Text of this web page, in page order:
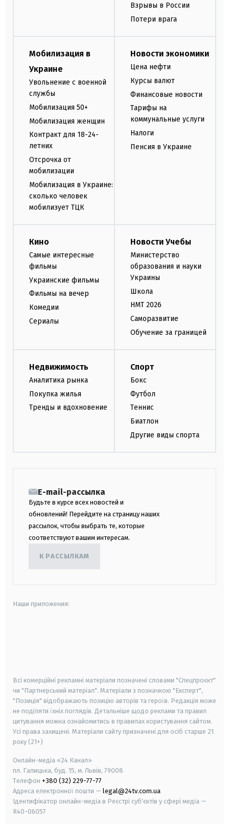
Взрывы в России
Потери врага
Мобилизация в
Украине
Увольнение с военной
службы
Мобилизация 50+
Мобилизация женщин
Контракт для 18-24-
летних
Отсрочка от
мобилизации
Мобилизация в Украине:
сколько человек
мобилизует ТЦК
Новости экономики
Цена нефти
Курсы валют
Финансовые новости
Тарифы на
коммунальные услуги
Налоги
Пенсия в Украине
Кино
Самые интересные
фильмы
Украинские фильмы
Фильмы на вечер
Комедии
Сериалы
Новости Учебы
Министерство
образования и науки
Украины
Школа
НМТ 2026
Саморазвитие
Обучение за границей
Недвижимость
Аналитика рынка
Покупка жилья
Тренды и вдохновение
Спорт
Бокс
Футбол
Теннис
Биатлон
Другие виды спорта
E-mail-рассылка
Будьте в курсе всех новостей и
обновлений! Перейдите на страницу наших
рассылок, чтобы выбрать те, которые
соответствуют вашим интересам.
К РАССЫЛКАМ
Наши приложения:
Всі комерційні рекламні матеріали позначені словами "Спецпроєкт"
чи "Партнерський матеріал". Матеріали з позначкою "Експерт",
"Позиція" відображають позицію авторів та героїв. Редакція може
не поділяти їхніх поглядів. Детальніше щодо реклами та правил
цитування можна ознайомитись в правилах користування сайтом.
Усі права захищені. Матеріали сайту призначені для осіб старше 21
року (21+)
Онлайн-медіа «24 Канал»
пл. Галицька, буд. 15, м. Львів, 79008
Телефон +380 (32) 229-77-77
Адреса електронної пошти — legal@24tv.com.ua
Ідентифікатор онлайн-медіа в Реєстрі суб'єктів у сфері медіа —
R40-06057